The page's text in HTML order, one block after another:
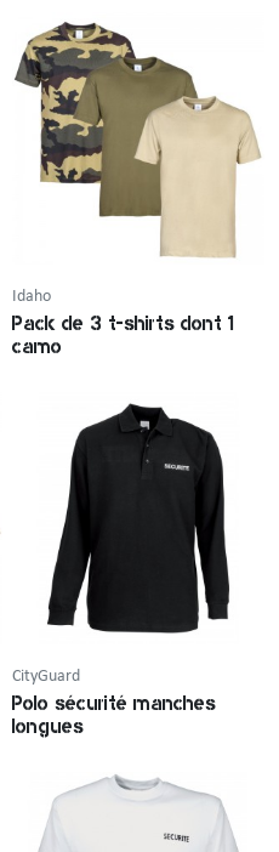
Idaho
Pack de 3 t-shirts dont 1
camo
CityGuard
Polo sécurité manches
longues